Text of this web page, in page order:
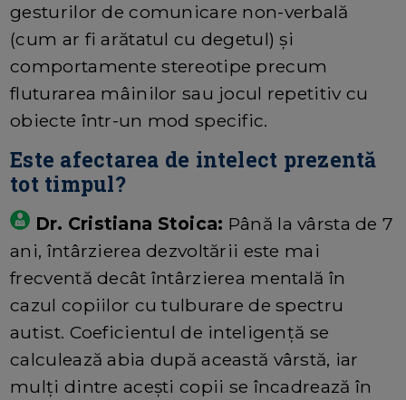
gesturilor de comunicare non-verbală
(cum ar fi arătatul cu degetul) și
comportamente stereotipe precum
fluturarea mâinilor sau jocul repetitiv cu
obiecte într-un mod specific.
Este afectarea de intelect prezentă
tot timpul?
Dr. Cristiana Stoica: Până la vârsta de 7
ani, întârzierea dezvoltării este mai
frecventă decât întârzierea mentală în
cazul copiilor cu tulburare de spectru
autist. Coeficientul de inteligență se
calculează abia după această vârstă, iar
mulți dintre acești copii se încadrează în